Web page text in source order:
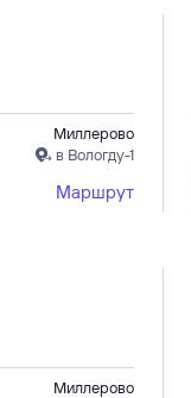
Миллерово
в Вологду-1
Маршрут
Миллерово